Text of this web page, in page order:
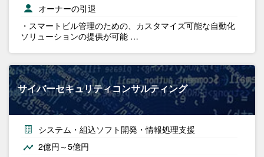
オーナーの引退
・スマートビル管理のための、カスタマイズ可能な自動化
ソリューションの提供が可能 …
サイバーセキュリティコンサルティング
システム・組込ソフト開発・情報処理支援
2億円～5億円